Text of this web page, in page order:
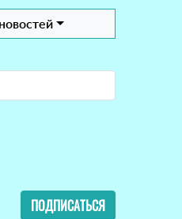
ПОДПИСАТЬСЯ